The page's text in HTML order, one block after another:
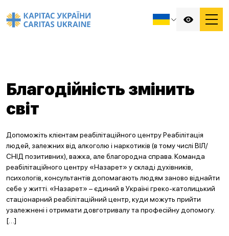
Благодійність змінить
світ
Допоможіть клієнтам реабілітаційного центру Реабілітація
людей, залежних від алкоголю і наркотиків (в тому числі ВІЛ/
СНІД позитивних), важка, але благородна справа. Команда
реабілітаційного центру «Назарет» у складі духівників,
психологів, консультантів допомагають людям заново віднайти
себе у житті. «Назарет» – єдиний в Україні греко-католицький
стаціонарний реабілітаційний центр, куди можуть прийти
узалежнені і отримати довготривалу та професійну допомогу.
[…]